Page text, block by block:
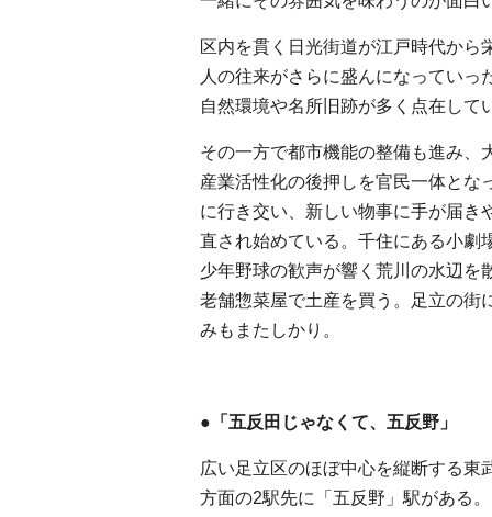
区内を貫く日光街道が江戸時代から
人の往来がさらに盛んになってい
自然環境や名所旧跡が多く点在して
その一方で都市機能の整備も進み、
産業活性化の後押しを官民一体とな
に行き交い、新しい物事に手が届き
直され始めている。千住にある小劇
少年野球の歓声が響く荒川の水辺を
老舗惣菜屋で土産を買う。足立の街
みもまたしかり。
●「五反田じゃなくて、五反野」
広い足立区のほぼ中心を縦断する東
方面の2駅先に「五反野」駅がある